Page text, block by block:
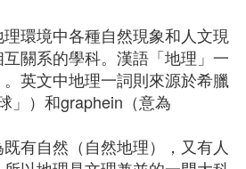
環境中各種自然現象和人文現
關系的學科。漢語「地理」一
英文中地理一詞則來源於希臘
」）和graphein（意為
有自然（自然地理），又有人